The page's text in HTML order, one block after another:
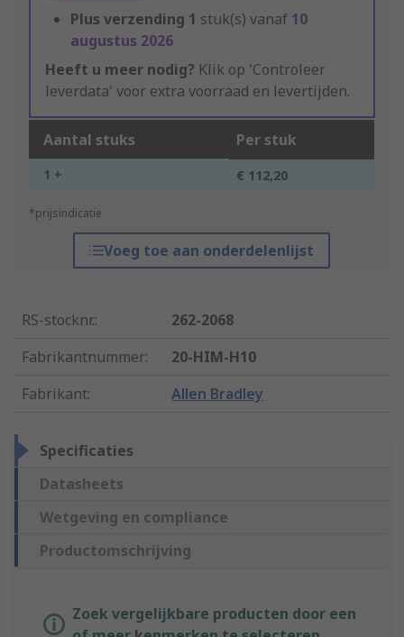
Plus verzending 1 stuk(s) vanaf 10
augustus 2026
Heeft u meer nodig? Klik op 'Controleer
leverdata' voor extra voorraad en levertijden.
Aantal stuks Per stuk
1 + € 112,20
*prijsindicatie
Voeg toe aan onderdelenlijst
RS-stocknr.:
262-2068
Fabrikantnummer:
20-HIM-H10
Fabrikant: Allen Bradley
Specificaties
Datasheets
Wetgeving en compliance
Productomschrijving
Zoek vergelijkbare producten door een